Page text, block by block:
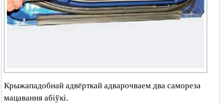
Крыжападобнай адвёрткай адварочваем два самореза
мацавання абіўкі.